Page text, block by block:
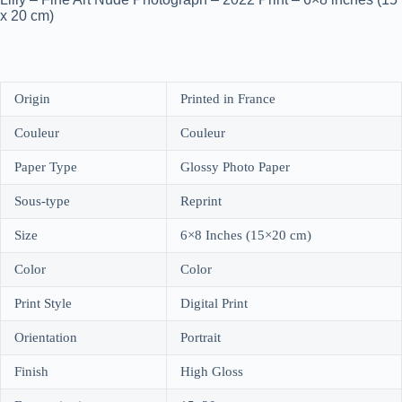
x 20 cm)
Origin Printed in France
Couleur Couleur
Paper Type Glossy Photo Paper
Sous-type Reprint
Size 6×8 Inches (15×20 cm)
Color Color
Print Style Digital Print
Orientation Portrait
Finish High Gloss